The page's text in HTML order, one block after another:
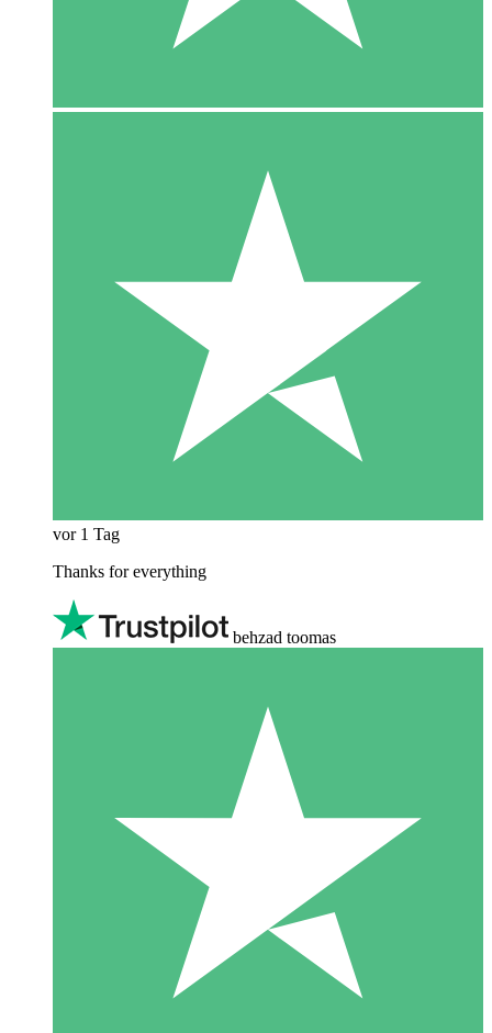
vor 1 Tag
Thanks for everything
behzad toomas